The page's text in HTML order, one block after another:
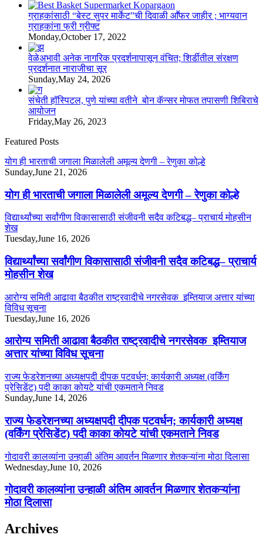
ग्राहकांसाठी “बेस्ट सुपर मार्केट”ची दिवाळी आॕफर जाहीर ; भाग्यवान
ग्राहकांना फ्री ग्रीफ्ट
Monday,October 17, 2022
वेळेअभावी अनेक नागरिक प्रदर्शनापासून वंचित; शिर्डीतील संरक्षण
प्रदर्शनात नाराजीचा सूर
Sunday,May 24, 2026
संचेती हॉस्पिटल, पुणे यांच्या वतीने बोन कॅन्सर मोफत तपासणी शिबिराचे
आयोजन
Friday,May 26, 2023
Featured Posts
योग ही भारताची जगाला मिळालेली अमूल्य देणगी – रेणुका कोल्हे
Sunday,June 21, 2026
योग ही भारताची जगाला मिळालेली अमूल्य देणगी – रेणुका कोल्हे
विद्यार्थ्यांच्या सर्वांगीण विकासासाठी संजीवनी सदैव कटिबद्ध– प्राचार्य मोहसीन
शेख
Tuesday,June 16, 2026
विद्यार्थ्यांच्या सर्वांगीण विकासासाठी संजीवनी सदैव कटिबद्ध– प्राचार्य
मोहसीन शेख
आरोग्य समिती आढावा बैठकीत राष्ट्रवादीचे नगरसेवक इम्तियाज अत्तार यांच्या
विविध सूचना
Tuesday,June 16, 2026
आरोग्य समिती आढावा बैठकीत राष्ट्रवादीचे नगरसेवक इम्तियाज
अत्तार यांच्या विविध सूचना
राज्य फेडरेशनच्या अध्यक्षपदी दीपक पटवर्धन; कार्यकारी अध्यक्ष (वर्किंग
प्रेसिडेंट) पदी काका कोयटे यांची एकमताने निवड
Sunday,June 14, 2026
राज्य फेडरेशनच्या अध्यक्षपदी दीपक पटवर्धन; कार्यकारी अध्यक्ष
(वर्किंग प्रेसिडेंट) पदी काका कोयटे यांची एकमताने निवड
गोदावरी कालव्यांना उन्हाळी अंतिम आवर्तन मिळणार शेतकऱ्यांना मोठा दिलासा
Wednesday,June 10, 2026
गोदावरी कालव्यांना उन्हाळी अंतिम आवर्तन मिळणार शेतकऱ्यांना
मोठा दिलासा
Archives